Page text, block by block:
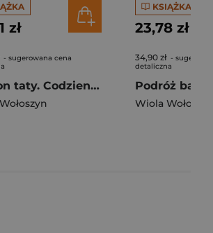
zł
- sugerowana cena
Telefon taty. Codzienne sprawy Jano i Wito. Jano i Wito
KSIĄŻKA
23,78 zł
34,90 zł -
detaliczna
Wiola